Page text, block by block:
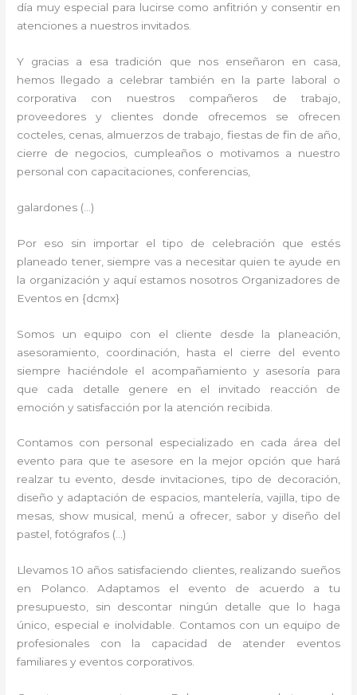
día muy especial para lucirse como anfitrión y consentir en
atenciones a nuestros invitados.
Y gracias a esa tradición que nos enseñaron en casa,
hemos llegado a celebrar también en la parte laboral o
corporativa con nuestros compañeros de trabajo,
proveedores y clientes donde ofrecemos se ofrecen
cocteles, cenas, almuerzos de trabajo, fiestas de fin de año,
cierre de negocios, cumpleaños o motivamos a nuestro
personal con capacitaciones, conferencias,
galardones (…)
Por eso sin importar el tipo de celebración que estés
planeado tener, siempre vas a necesitar quien te ayude en
la organización y aquí estamos nosotros Organizadores de
Eventos en {dcmx}
Somos un equipo con el cliente desde la planeación,
asesoramiento, coordinación, hasta el cierre del evento
siempre haciéndole el acompañamiento y asesoría para
que cada detalle genere en el invitado reacción de
emoción y satisfacción por la atención recibida.
Contamos con personal especializado en cada área del
evento para que te asesore en la mejor opción que hará
realzar tu evento, desde invitaciones, tipo de decoración,
diseño y adaptación de espacios, mantelería, vajilla, tipo de
mesas, show musical, menú a ofrecer, sabor y diseño del
pastel, fotógrafos (…)
Llevamos 10 años satisfaciendo clientes, realizando sueños
en Polanco. Adaptamos el evento de acuerdo a tu
presupuesto, sin descontar ningún detalle que lo haga
único, especial e inolvidable. Contamos con un equipo de
profesionales con la capacidad de atender eventos
familiares y eventos corporativos.